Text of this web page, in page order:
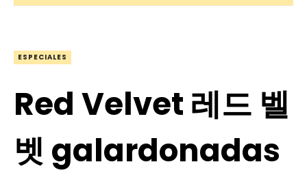
ESPECIALES
Red Velvet 레드 벨
벳 galardonadas